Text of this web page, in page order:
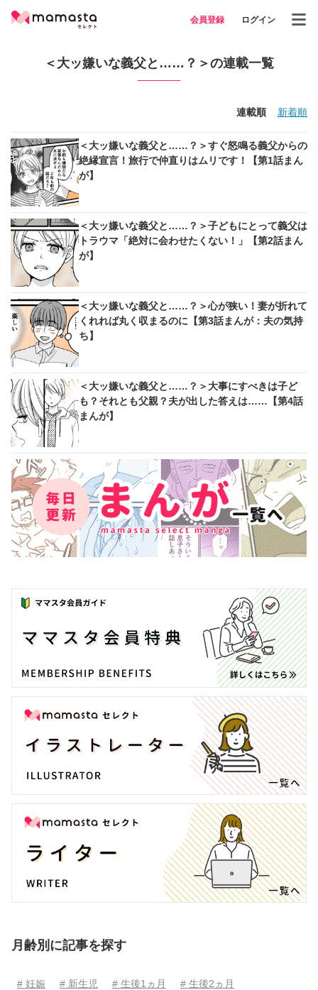
会員登録 ログイン
＜大ッ嫌いな義父と……？＞の連載一覧
連載順 新着順
＜大ッ嫌いな義父と……？＞すぐ怒鳴る義父からの
絶縁宣言！旅行で仲直りはムリです！【第1話まん
が】
＜大ッ嫌いな義父と……？＞子どもにとって義父は
トラウマ「絶対に会わせたくない！」【第2話まん
が】
＜大ッ嫌いな義父と……？＞心が狭い！妻が折れて
くれれば丸く収まるのに【第3話まんが：夫の気持
ち】
＜大ッ嫌いな義父と……？＞大事にすべきは子ど
も？それとも父親？夫が出した答えは……【第4話
まんが】
月齢別に記事を探す
# 妊娠 # 新生児 # 生後1ヵ月
# 生後2ヵ月